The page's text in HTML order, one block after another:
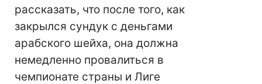
рассказать, что после того, как
закрылся сундук с деньгами
арабского шейха, она должна
немедленно провалиться в
чемпионате страны и Лиге